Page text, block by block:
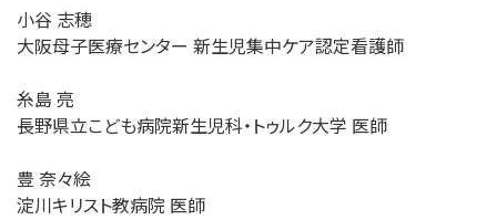
小谷 志穂
大阪母子医療センター 新生児集中ケア認定看護師
糸島 亮
長野県立こども病院新生児科・トゥルク大学 医師
豊 奈々絵
淀川キリスト教病院 医師